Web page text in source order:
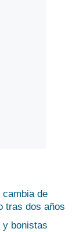
cambia de
tras dos años
y bonistas